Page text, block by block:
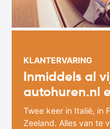
KLANTERVARING
Inmiddels al
autohuren.nl
Twee keer in Italië, in
Zeeland. Alles van te